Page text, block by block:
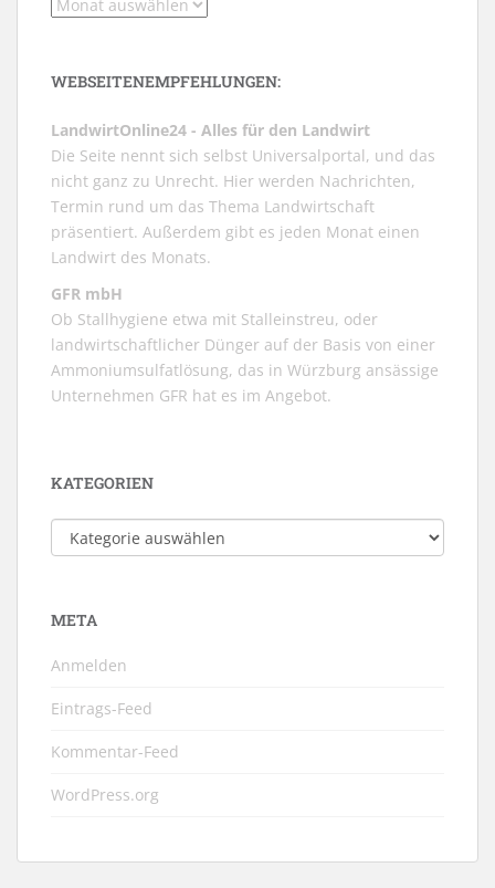
Archiv
WEBSEITENEMPFEHLUNGEN:
LandwirtOnline24 - Alles für den Landwirt
Die Seite nennt sich selbst Universalportal, und das
nicht ganz zu Unrecht. Hier werden Nachrichten,
Termin rund um das Thema Landwirtschaft
präsentiert. Außerdem gibt es jeden Monat einen
Landwirt des Monats.
GFR mbH
Ob Stallhygiene etwa mit Stalleinstreu, oder
landwirtschaftlicher Dünger auf der Basis von einer
Ammoniumsulfatlösung, das in Würzburg ansässige
Unternehmen GFR hat es im Angebot.
KATEGORIEN
Kategorien
META
Anmelden
Eintrags-Feed
Kommentar-Feed
WordPress.org